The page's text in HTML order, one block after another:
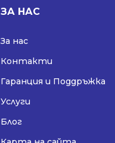
ЗА НАС
За нас
Контакти
Гаранция и Поддръжка
Услуги
Блог